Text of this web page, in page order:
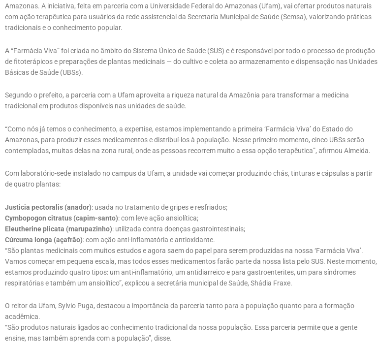
Amazonas. A iniciativa, feita em parceria com a Universidade Federal do Amazonas (Ufam), vai ofertar produtos naturais
com ação terapêutica para usuários da rede assistencial da Secretaria Municipal de Saúde (Semsa), valorizando práticas
tradicionais e o conhecimento popular.
A “Farmácia Viva” foi criada no âmbito do Sistema Único de Saúde (SUS) e é responsável por todo o processo de produção
de fitoterápicos e preparações de plantas medicinais — do cultivo e coleta ao armazenamento e dispensação nas Unidades
Básicas de Saúde (UBSs).
Segundo o prefeito, a parceria com a Ufam aproveita a riqueza natural da Amazônia para transformar a medicina
tradicional em produtos disponíveis nas unidades de saúde.
“Como nós já temos o conhecimento, a expertise, estamos implementando a primeira ‘Farmácia Viva’ do Estado do
Amazonas, para produzir esses medicamentos e distribuí-los à população. Nesse primeiro momento, cinco UBSs serão
contempladas, muitas delas na zona rural, onde as pessoas recorrem muito a essa opção terapêutica”, afirmou Almeida.
Com laboratório-sede instalado no campus da Ufam, a unidade vai começar produzindo chás, tinturas e cápsulas a partir
de quatro plantas:
Justicia pectoralis (anador): usada no tratamento de gripes e resfriados;
Cymbopogon citratus (capim-santo): com leve ação ansiolítica;
Eleutherine plicata (marupazinho): utilizada contra doenças gastrointestinais;
Cúrcuma longa (açafrão): com ação anti-inflamatória e antioxidante.
“São plantas medicinais com muitos estudos e agora saem do papel para serem produzidas na nossa ‘Farmácia Viva’.
Vamos começar em pequena escala, mas todos esses medicamentos farão parte da nossa lista pelo SUS. Neste momento,
estamos produzindo quatro tipos: um anti-inflamatório, um antidiarreico e para gastroenterites, um para síndromes
respiratórias e também um ansiolítico”, explicou a secretária municipal de Saúde, Shádia Fraxe.
O reitor da Ufam, Sylvio Puga, destacou a importância da parceria tanto para a população quanto para a formação
acadêmica.
“São produtos naturais ligados ao conhecimento tradicional da nossa população. Essa parceria permite que a gente
ensine, mas também aprenda com a população”, disse.